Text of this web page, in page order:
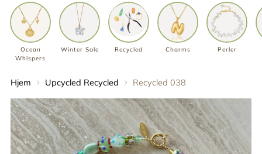
Ocean
Whispers
Winter Sale Recycled Charms Perler
Hjem Upcycled Recycled Recycled 038